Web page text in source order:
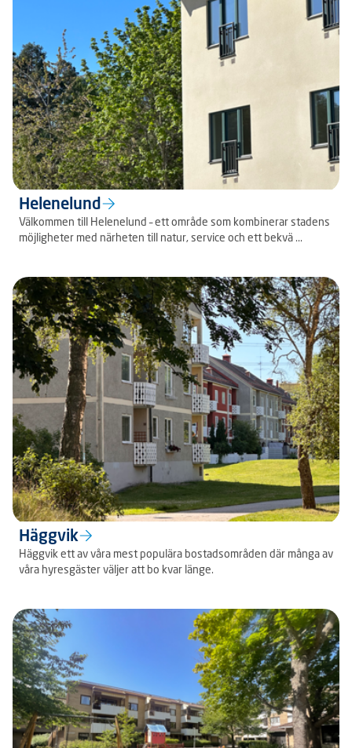
Helenelund
Välkommen till Helenelund – ett område som kombinerar stadens
möjligheter med närheten till natur, service och ett bekvä ...
Häggvik
Häggvik ett av våra mest populära bostadsområden där många av
våra hyresgäster väljer att bo kvar länge.